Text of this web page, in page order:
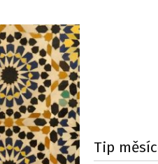
Tip